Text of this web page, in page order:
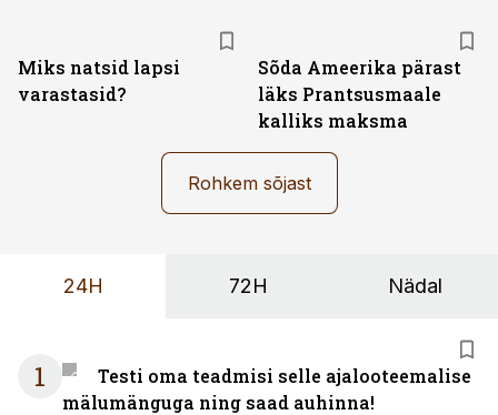
Miks natsid lapsi
varastasid?
Sõda Ameerika pärast
läks Prantsusmaale
kalliks maksma
Rohkem sõjast
24H 72H Nädal
1
Testi oma teadmisi selle ajalooteemalise
mälumänguga ning saad auhinna!